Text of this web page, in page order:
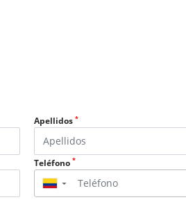
Apellidos *
Teléfono *
▼